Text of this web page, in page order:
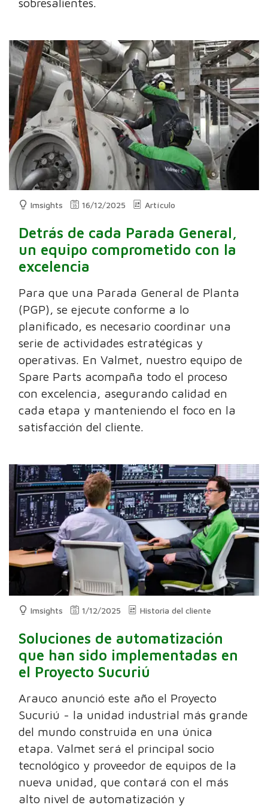
Imsights 16/12/2025 Artículo
Detrás de cada Parada General,
un equipo comprometido con la
excelencia
Para que una Parada General de Planta
(PGP), se ejecute conforme a lo
planificado, es necesario coordinar una
serie de actividades estratégicas y
operativas. En Valmet, nuestro equipo de
Spare Parts acompaña todo el proceso
con excelencia, asegurando calidad en
cada etapa y manteniendo el foco en la
satisfacción del cliente.
Imsights 1/12/2025 Historia del cliente
Soluciones de automatización
que han sido implementadas en
el Proyecto Sucuriú
Arauco anunció este año el Proyecto
Sucuriú - la unidad industrial más grande
del mundo construida en una única
etapa. Valmet será el principal socio
tecnológico y proveedor de equipos de la
nueva unidad, que contará con el más
alto nivel de automatización y